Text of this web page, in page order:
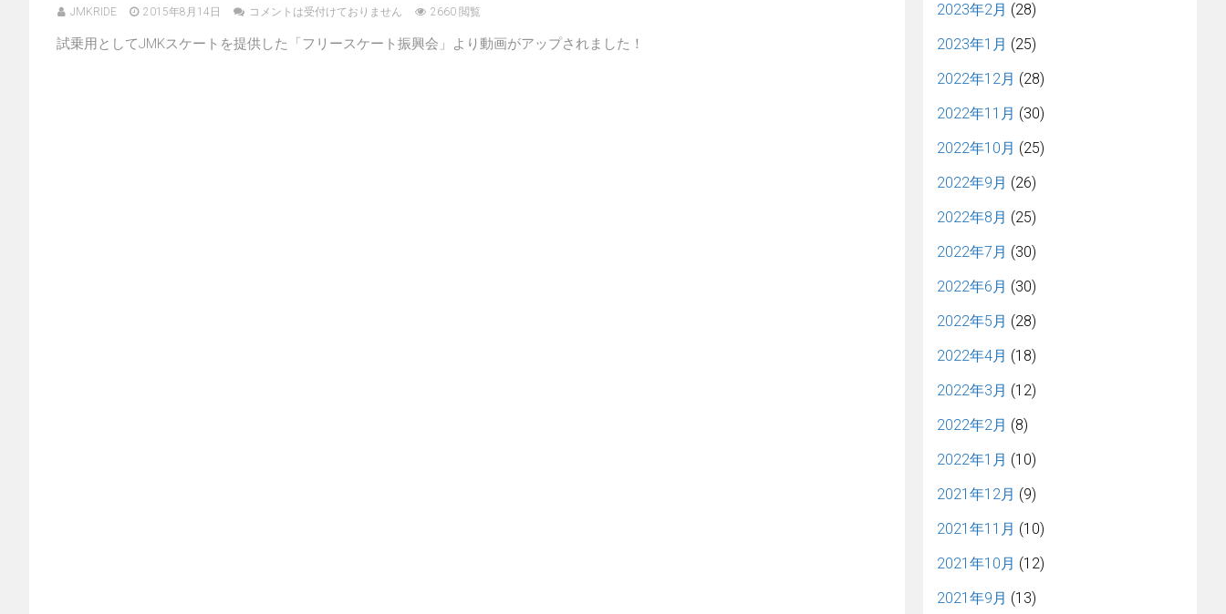
JMKRIDE 2015年8月14日 コメントは受付けておりません 2660 閲覧
試乗用としてJMKスケートを提供した「フリースケート振興会」より動画がアップされました！
2023年2月 (28)
2023年1月 (25)
2022年12月 (28)
2022年11月 (30)
2022年10月 (25)
2022年9月 (26)
2022年8月 (25)
2022年7月 (30)
2022年6月 (30)
2022年5月 (28)
2022年4月 (18)
2022年3月 (12)
2022年2月 (8)
2022年1月 (10)
2021年12月 (9)
2021年11月 (10)
2021年10月 (12)
2021年9月 (13)